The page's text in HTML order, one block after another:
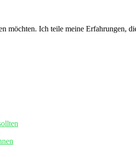
möchten. Ich teile meine Erfahrungen,